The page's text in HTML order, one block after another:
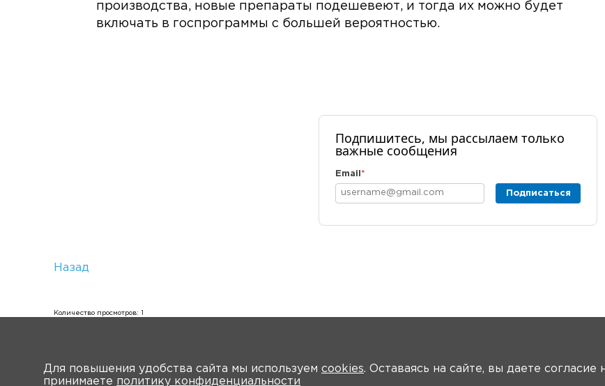
производства, новые препараты подешевеют, и тогда их можно будет
включать в госпрограммы с большей вероятностью.
Подпишитесь, мы рассылаем только
важные сообщения
Email *
Подписаться
Назад
Количество просмотров: 1
Для повышения удобства сайта мы используем cookies. Оставаясь на сайте, вы даете согласие
принимаете политику конфиденциальности